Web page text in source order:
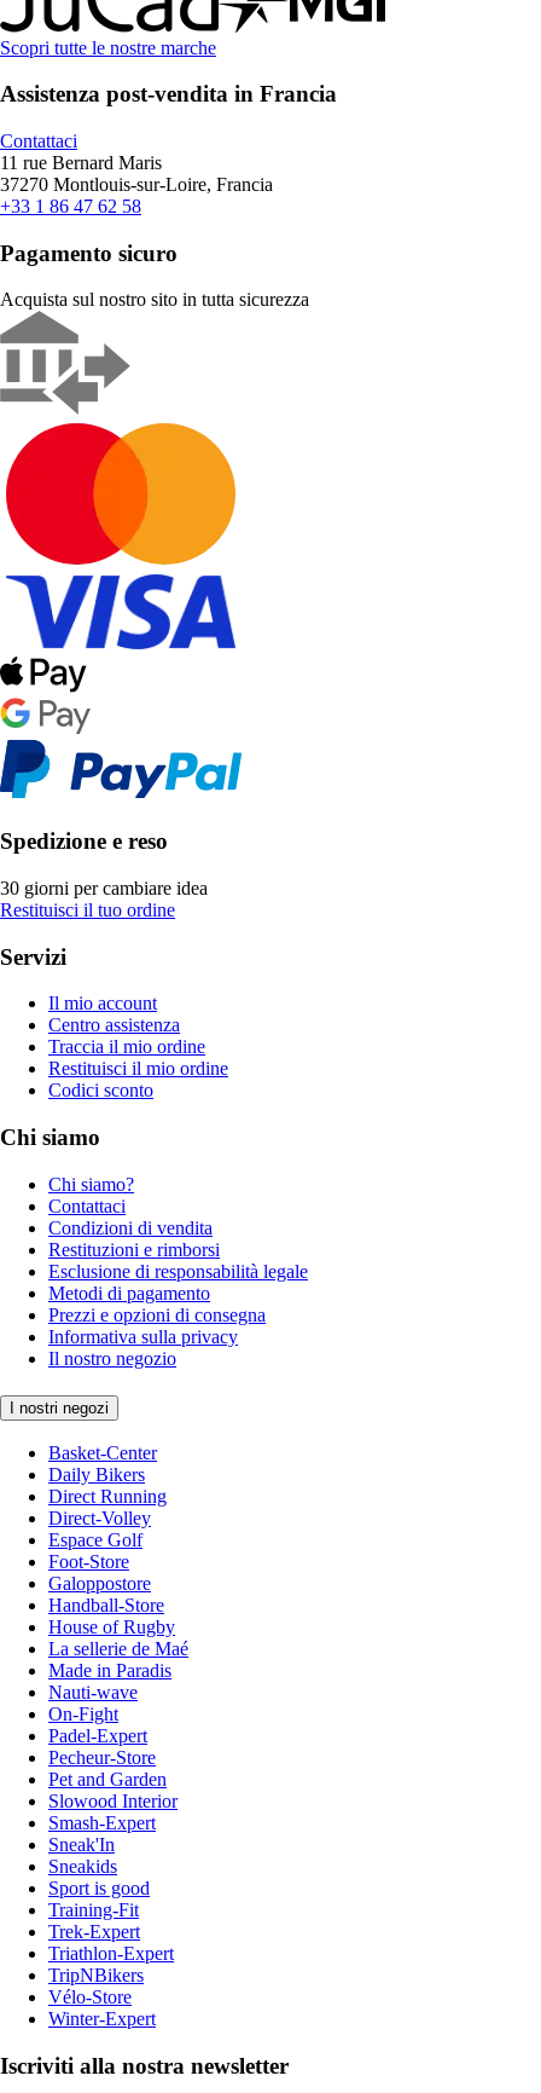
Scopri tutte le nostre marche
Assistenza post-vendita in Francia
Contattaci
11 rue Bernard Maris
37270 Montlouis-sur-Loire, Francia
+33 1 86 47 62 58
Pagamento sicuro
Acquista sul nostro sito in tutta sicurezza
Spedizione e reso
30 giorni per cambiare idea
Restituisci il tuo ordine
Servizi
Il mio account
Centro assistenza
Traccia il mio ordine
Restituisci il mio ordine
Codici sconto
Chi siamo
Chi siamo?
Contattaci
Condizioni di vendita
Restituzioni e rimborsi
Esclusione di responsabilità legale
Metodi di pagamento
Prezzi e opzioni di consegna
Informativa sulla privacy
Il nostro negozio
I nostri negozi
Basket-Center
Daily Bikers
Direct Running
Direct-Volley
Espace Golf
Foot-Store
Galoppostore
Handball-Store
House of Rugby
La sellerie de Maé
Made in Paradis
Nauti-wave
On-Fight
Padel-Expert
Pecheur-Store
Pet and Garden
Slowood Interior
Smash-Expert
Sneak'In
Sneakids
Sport is good
Training-Fit
Trek-Expert
Triathlon-Expert
TripNBikers
Vélo-Store
Winter-Expert
Iscriviti alla nostra newsletter